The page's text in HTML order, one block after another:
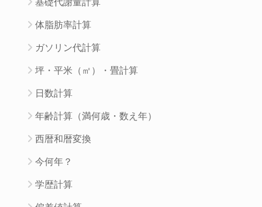
基礎代謝量計算
体脂肪率計算
ガソリン代計算
坪・平米（㎡）・畳計算
日数計算
年齢計算（満何歳・数え年）
西暦和暦変換
今何年？
学歴計算